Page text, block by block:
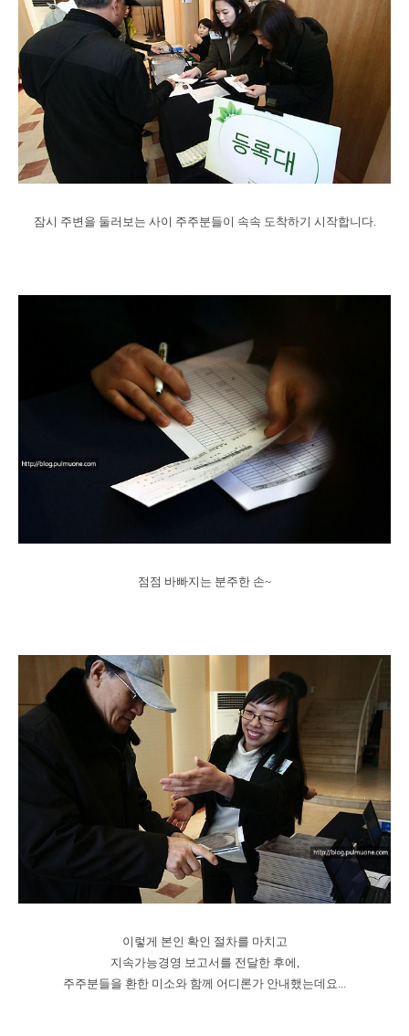
잠시 주변을 둘러보는 사이 주주분들이 속속 도착하기 시작합니다.
점점 바빠지는 분주한 손~
이렇게 본인 확인 절차를 마치고
지속가능경영 보고서를 전달한 후에,
주주분들을 환한 미소와 함께 어디론가 안내했는데요...